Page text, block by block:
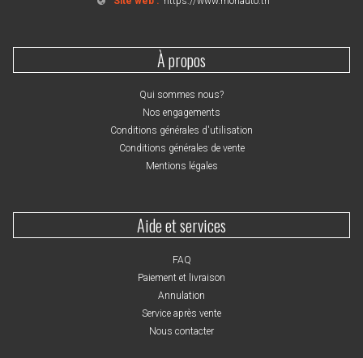
À propos
Qui sommes nous?
Nos engagements
Conditions générales d'utilisation
Conditions générales de vente
Mentions légales
Aide et services
FAQ
Paiement et livraison
Annulation
Service après vente
Nous contacter